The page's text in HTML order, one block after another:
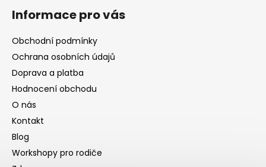
Informace pro vás
Obchodní podmínky
Ochrana osobních údajů
Doprava a platba
Hodnocení obchodu
O nás
Kontakt
Blog
Workshopy pro rodiče